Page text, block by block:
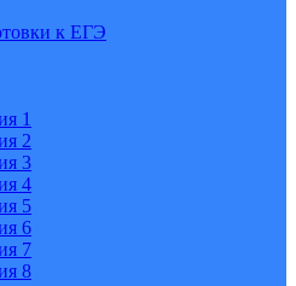
к ЕГЭ
1
2
3
4
5
6
7
8